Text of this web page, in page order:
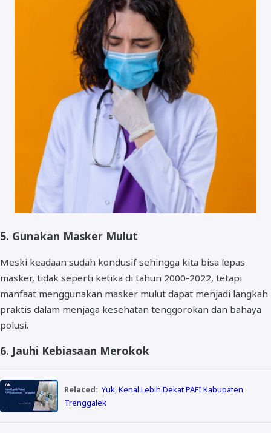
5. Gunakan Masker Mulut
Meski keadaan sudah kondusif sehingga kita bisa lepas
masker, tidak seperti ketika di tahun 2000-2022, tetapi
manfaat menggunakan masker mulut dapat menjadi langkah
praktis dalam menjaga kesehatan tenggorokan dan bahaya
polusi.
6. Jauhi Kebiasaan Merokok
Related: Yuk, Kenal Lebih Dekat PAFI Kabupaten
Trenggalek